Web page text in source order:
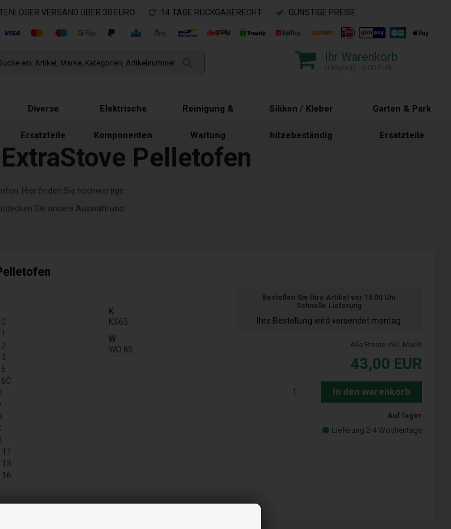
VERSAND ÜBER 30 EURO 14 TAGE RÜCKGABERECHT GÜNSTIGE PREISE
Ihr Warenkorb
Diverse
Ersatzteile
Elektrische
Komponenten
Reinigung &
Wartung
Silikon / Kleber
hitzebeständig
Garten & Park
Ersatzteile
Pelletofen
Hier finden Sie hochwertige
Sie unsere Auswahl und
13
16
K
KS65
W
WO 85
Bestellen Sie Ihre Artikel vor 15:00 Uhr
Schnelle Lieferung
Ihre Bestellung wird versendet montag
Alle Preise inkl. MwSt
43,00 EUR
In den warenkorb
Auf lager
Lieferung 2-4 Wochentage